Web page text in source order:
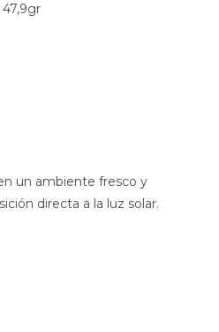
47,9gr
un ambiente fresco y
directa a la luz solar.